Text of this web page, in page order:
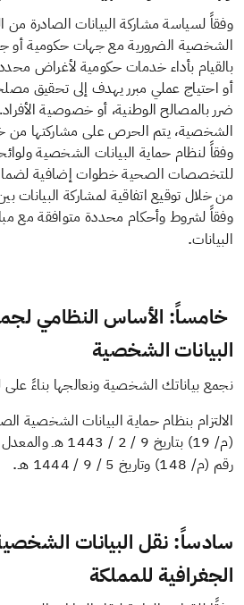
وفقاً لسياسة مشاركة البيانات الصادرة من
الشخصية الضرورية مع جهات حكومية أو
بالقيام بأداء خدمات حكومية لأغراض
أو احتياج عملي مبرر يهدف إلى تحقيق
ضرر بالمصالح الوطنية، أو خصوصية
الشخصية، يتم الحرص على مشاركتها من
وفقاً لنظام حماية البيانات الشخصية
للتخصصات الصحية خطوات إضافية
من خلال توقيع اتفاقية لمشاركة البيانات
وفقاً لشروط وأحكام محددة متوافقة مع
البيانات.
خامساً: الأساس النظامي
البيانات الشخصية
نجمع بياناتك الشخصية ونعالجها ​بناءً على
الالتزام بنظام حماية البيانات الشخصية
(م/ 19) بتاريخ 9 /
رقم (م/ 148) وتاريخ 5 / 9 / 1444 هـ
.
سادساً: نقل البيانات
الجغرافية للمملكة